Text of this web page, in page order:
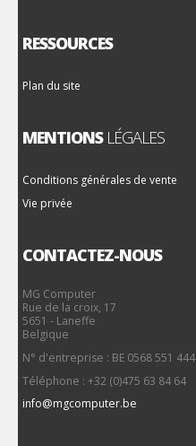
RESSOURCES
Plan du site
MENTIONSLÉGALES
Conditions générales de vente
Vie privée
CONTACTEZ-NOUS
MG Computer
Rue de la croix, 17
5651 - Laneffe
Belgique
N° d'entreprise : BE 0568 551 444
Téléphone : +32 (0)475 63 84 64
info@mgcomputer.be